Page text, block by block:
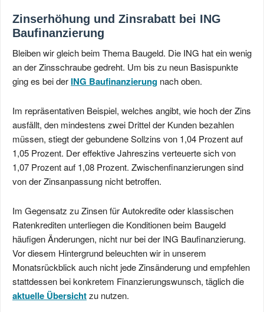
Zinserhöhung und Zinsrabatt bei ING
Baufinanzierung
Bleiben wir gleich beim Thema Baugeld. Die ING hat ein wenig
an der Zinsschraube gedreht. Um bis zu neun Basispunkte
ging es bei der ING Baufinanzierung nach oben.
Im repräsentativen Beispiel, welches angibt, wie hoch der Zins
ausfällt, den mindestens zwei Drittel der Kunden bezahlen
müssen, stiegt der gebundene Sollzins von 1,04 Prozent auf
1,05 Prozent. Der effektive Jahreszins verteuerte sich von
1,07 Prozent auf 1,08 Prozent. Zwischenfinanzierungen sind
von der Zinsanpassung nicht betroffen.
Im Gegensatz zu Zinsen für Autokredite oder klassischen
Ratenkrediten unterliegen die Konditionen beim Baugeld
häufigen Änderungen, nicht nur bei der ING Baufinanzierung.
Vor diesem Hintergrund beleuchten wir in unserem
Monatsrückblick auch nicht jede Zinsänderung und empfehlen
stattdessen bei konkretem Finanzierungswunsch, täglich die
aktuelle Übersichtzu nutzen.